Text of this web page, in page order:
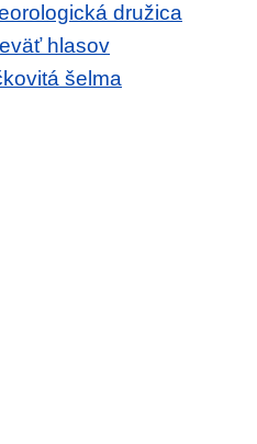
družica
hlasov
šelma